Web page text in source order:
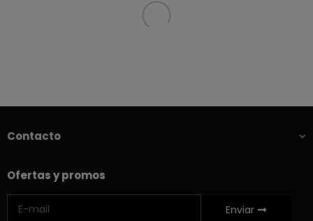
Contacto
Ofertas y promos
Enviar